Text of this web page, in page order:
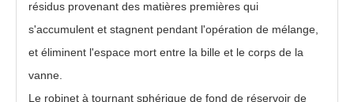
résidus provenant des matières premières qui
s'accumulent et stagnent pendant l'opération de mélange,
et éliminent l'espace mort entre la bille et le corps de la
vanne.
Le robinet à tournant sphérique de fond de réservoir de